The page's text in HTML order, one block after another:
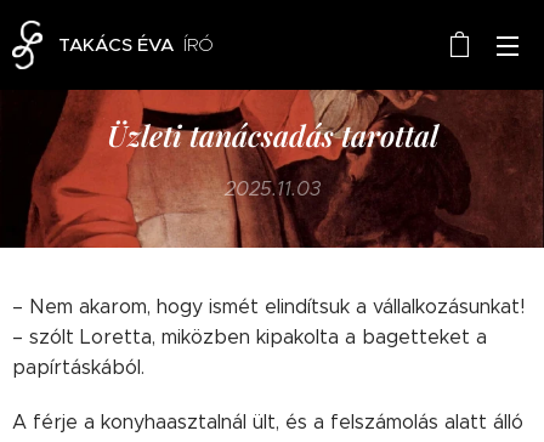
TAKÁCS ÉVA ÍRÓ
Üzleti tanácsadás tarottal
2025.11.03
– Nem akarom, hogy ismét elindítsuk a vállalkozásunkat!
– szólt Loretta, miközben kipakolta a bagetteket a
papírtáskából.
A férje a konyhaasztalnál ült, és a felszámolás alatt álló